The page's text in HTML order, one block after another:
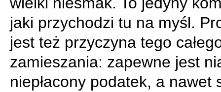
jaki przychodzi tu na myśl.
jest też przyczyna tego
zamieszania: zapewne jest
niepłacony podatek, a nawet